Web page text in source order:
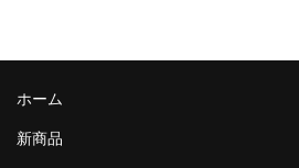
トートバッグ
雑誌
ホーム
新商品